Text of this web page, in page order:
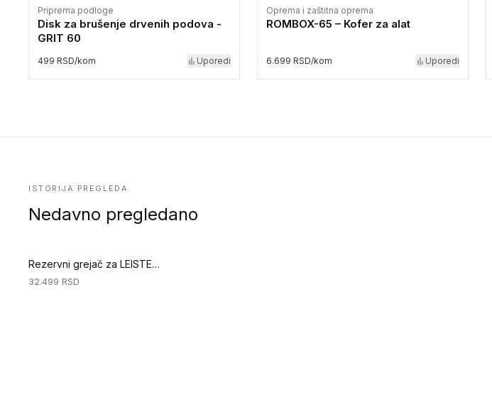
Priprema podloge
Disk za brušenje drvenih podova -
GRIT 60
499 RSD/kom Uporedi
Oprema i zaštitna oprema
ROMBOX-65 – Kofer za alat
6.699 RSD/kom Uporedi
ISTORIJA PREGLEDA
Nedavno pregledano
Rezervni grejač za LEISTER ELECTRON fen za varenje (Specijalni alati za podove)
32.499 RSD